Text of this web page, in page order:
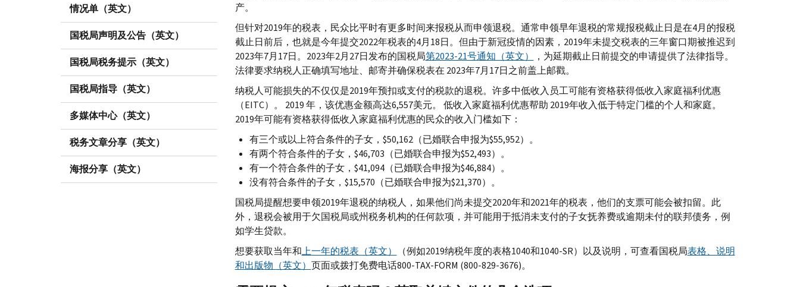
情况单（英文）
国税局声明及公告（英文）
国税局税务提示（英文）
国税局指导（英文）
多媒体中心（英文）
税务文章分享（英文）
海报分享（英文）
产。
但针对2019年的税表，民众比平时有更多时间来报税从而申领退税。通常申领早年退税的常规报税截止日是在4月的报税
截止日前后，也就是今年提交2022年税表的4月18日。但由于新冠疫情的因素，2019年未提交税表的三年窗口期被推迟到
2023年7月17日。2023年2月27日发布的国税局第2023-21号通知（英文）
，为延期截止日前提交的申请提供了法律指导。
法律要求纳税人正确填写地址、邮寄并确保税表在 2023年7月17日之前盖上邮戳。
纳税人可能损失的不仅仅是2019年预扣或支付的税款的退税。许多中低收入员工可能有资格获得低收入家庭福利优惠
（EITC）。 2019 年，该优惠金额高达6,557美元。 低收入家庭福利优惠帮助 2019年收入低于特定门槛的个人和家庭。
2019年可能有资格获得低收入家庭福利优惠的民众的收入门槛如下：
有三个或以上符合条件的子女，$50,162（已婚联合申报为$55,952）。
有两个符合条件的子女，$46,703（已婚联合申报为$52,493）。
有一个符合条件的子女，$41,094（已婚联合申报为$46,884）。
没有符合条件的子女，$15,570（已婚联合申报为$21,370）。
国税局提醒想要申领2019年退税的纳税人，如果他们尚未提交2020年和2021年的税表，他们的支票可能会被扣留。此
外，退税会被用于欠国税局或州税务机构的任何款项，并可能用于抵消未支付的子女抚养费或逾期未付的联邦债务，例
如学生贷款。
想要获取当年和上一年的税表（英文） （例如2019纳税年度的表格1040和1040-SR）以及说明，可查看国税局表格、说明
和出版物（英文） 页面或拨打免费电话800-TAX-FORM (800-829-3676)。